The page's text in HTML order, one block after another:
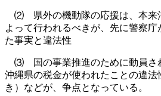
⑵ 県外の機動隊の応援は、本来
よって行われるべきが、先に警察
た事実と違法性
⑶ 国の事業推進のために動員さ
沖縄県の税金が使われたことの違
き）などが、争点となっている。